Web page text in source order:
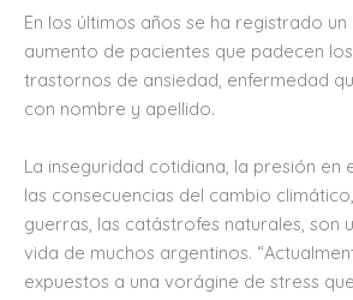
En los últimos años se ha registrado
aumento de pacientes que padecen
trastornos de ansiedad, enfermedad
con nombre y apellido.
La inseguridad cotidiana, la presión en
las consecuencias del cambio
guerras, las catástrofes naturales, son
vida de muchos argentinos.
expuestos a una vorágine de stress